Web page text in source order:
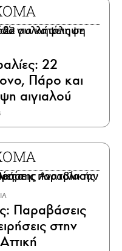
22
Πάρο και
αιγιαλού
Παραβάσεις
στην